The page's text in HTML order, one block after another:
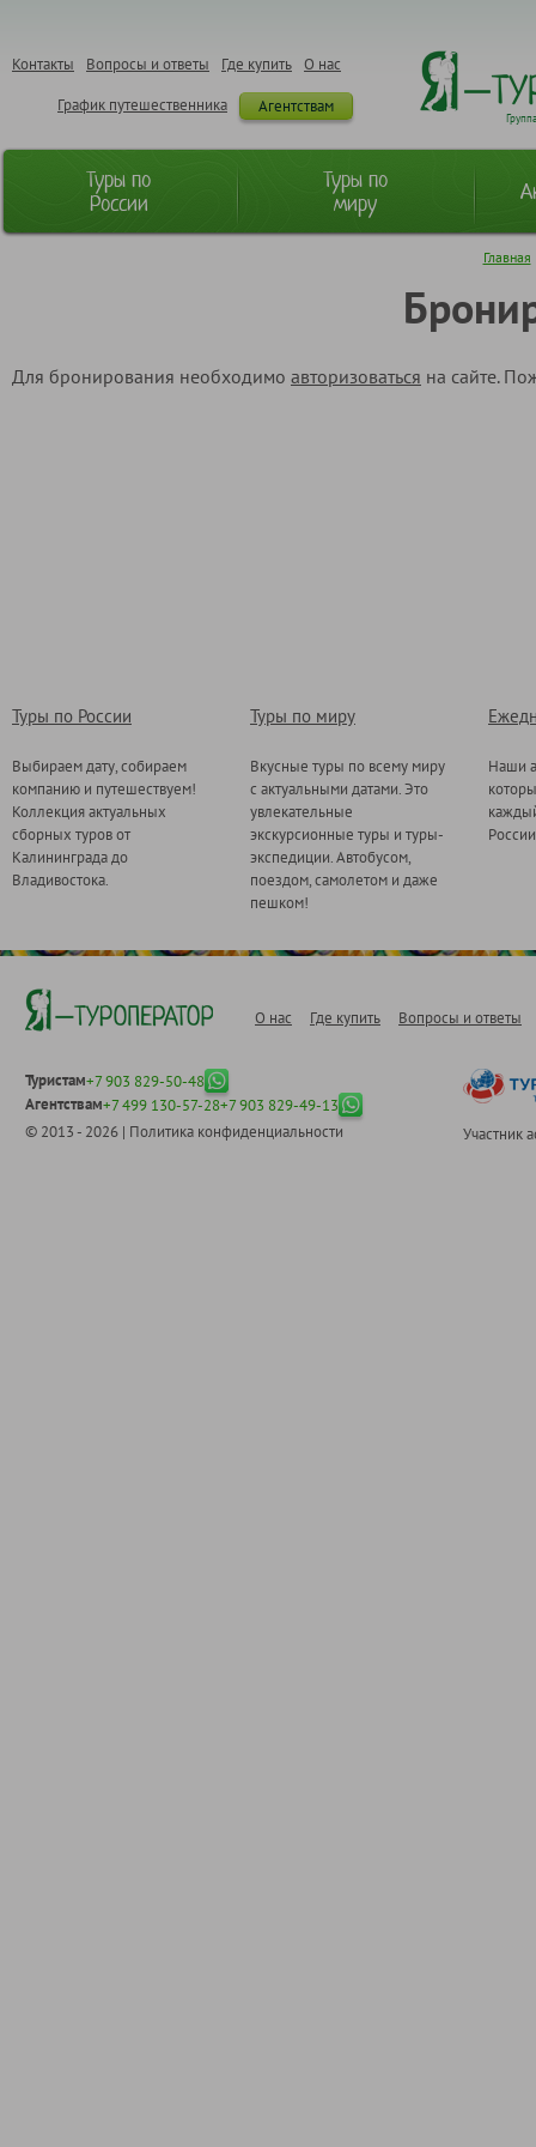
О нас
Где купить
Вопросы и ответы
Контакты
Агентствам
График путешественника
Туры по
России
Туры по
миру
Главная
Для бронирования необходимо авторизоваться на сайте.
Туры по России
Выбираем дату, собираем
компанию и путешествуем!
Коллекция актуальных
сборных туров от
Калининграда до
Владивостока.
Туры по миру
Вкусные туры по всему миру
с актуальными датами. Это
увлекательные
экскурсионные туры и туры-
экспедиции. Автобусом,
поездом, самолетом и даже
пешком!
Наши
О нас Где купить Вопросы и ответы
Туристам+7 903 829-50-48
Агентствам+7 499 130-57-28+7 903 829-49-13
© 2013 - 2026 | Политика конфиденциальности Участник